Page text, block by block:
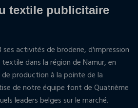
textile publicitaire
ses activités de broderie, d'impression
dans la région de Namur, en
production à la pointe de la
de notre équipe font de Quatrième
leaders belges sur le marché.